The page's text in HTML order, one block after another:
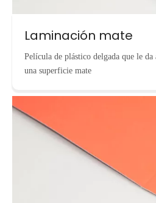
Laminación mate
Película de plástico delgada que le
una superficie mate